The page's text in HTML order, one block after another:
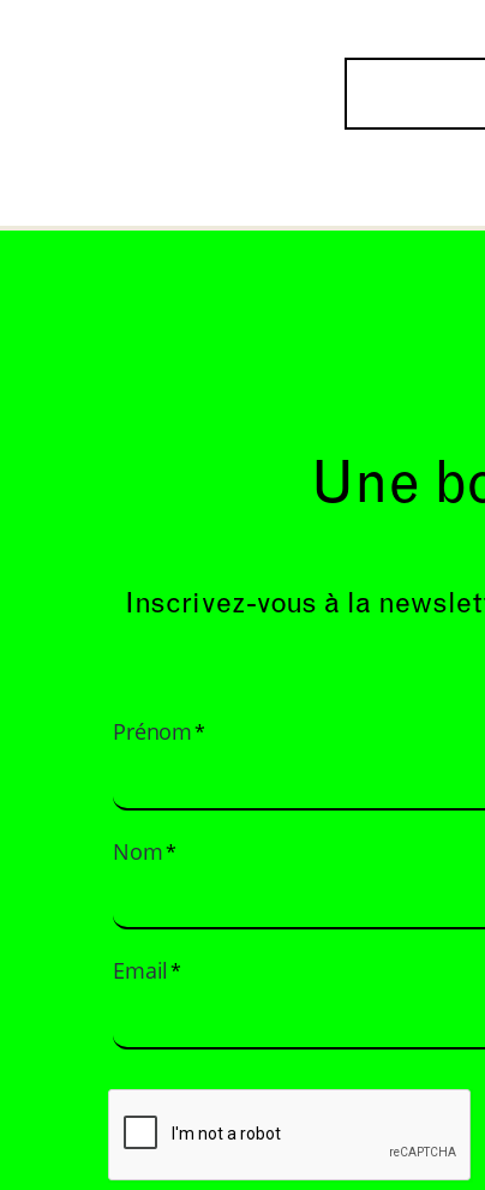
Une
Inscrivez-vous à la
Prénom*
Nom*
Email*